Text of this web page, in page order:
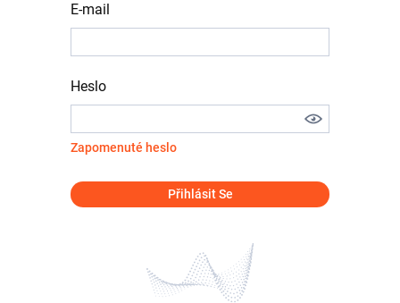
E-mail
Heslo
Zapomenuté heslo
Přihlásit Se